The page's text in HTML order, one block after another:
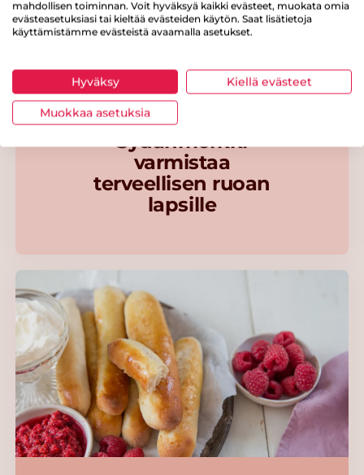
Sydänmerkki
varmistaa
terveellisen ruoan
lapsille
mahdollisen toiminnan. Voit hyväksyä kaikki evästeet, muokata omia
evästeasetuksiasi tai kieltää evästeiden käytön. Saat lisätietoja
käyttämistämme evästeistä avaamalla asetukset.
Hyväksy Kiellä evästeet
Muokkaa asetuksia